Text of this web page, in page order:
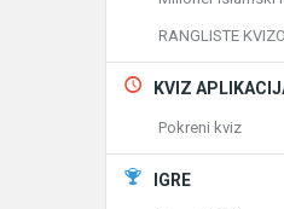
RANGLISTE
KVIZ
Pokreni kviz
IGRE